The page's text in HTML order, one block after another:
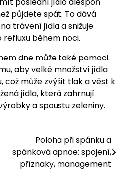
půjdete spát. To dává
trávení jídla a snižuje
během noci.
dne může také pomoci.
aby velké množství jídla
což může zvýšit tlak a vést k
jídla, která zahrnují
a spoustu zeleniny.
Poloha při spánku a
spánková apnoe: spojení,
příznaky, management